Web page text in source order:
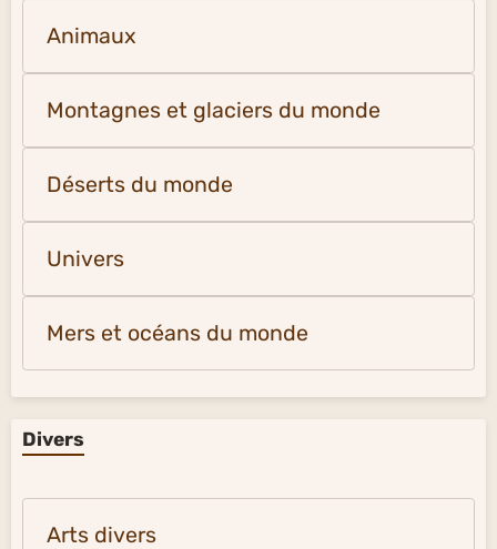
Animaux
Montagnes et glaciers du monde
Déserts du monde
Univers
Mers et océans du monde
Divers
Arts divers